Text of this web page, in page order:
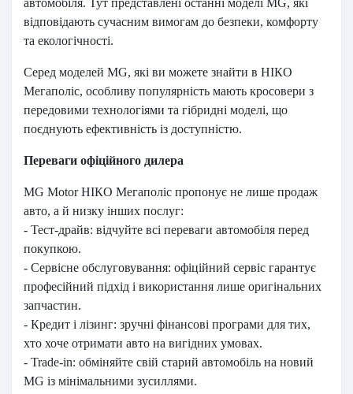
автомобіля. Тут представлені останні моделі MG, які
відповідають сучасним вимогам до безпеки, комфорту
та екологічності.
Серед моделей MG, які ви можете знайти в НІКО
Мегаполіс, особливу популярність мають кросовери з
передовими технологіями та гібридні моделі, що
поєднують ефективність із доступністю.
Переваги офіційного дилера
MG Motor НІКО Мегаполіс пропонує не лише продаж
авто, а й низку інших послуг:
- Тест-драйв: відчуйте всі переваги автомобіля перед
покупкою.
- Сервісне обслуговування: офіційний сервіс гарантує
професійний підхід і використання лише оригінальних
запчастин.
- Кредит і лізинг: зручні фінансові програми для тих,
хто хоче отримати авто на вигідних умовах.
- Trade-in: обміняйте свій старий автомобіль на новий
MG із мінімальними зусиллями.